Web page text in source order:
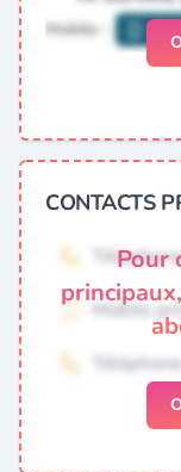
CONTACTS
Pour